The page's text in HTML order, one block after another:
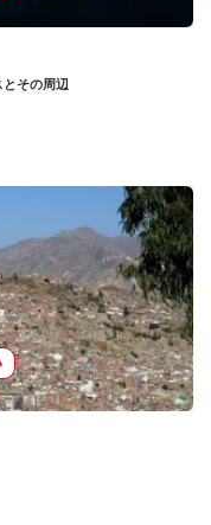
とその周辺